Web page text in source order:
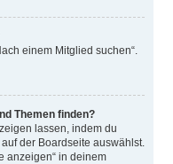
einem Mitglied suchen“.
Themen finden?
lassen, indem du
der Boardseite auswählst.
anzeigen“ in deinem